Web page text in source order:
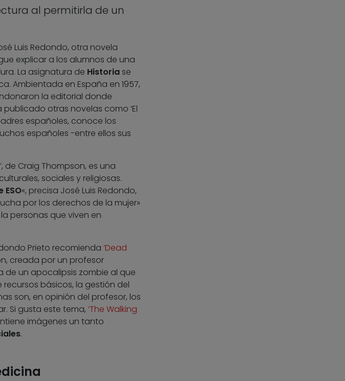
al permitirla de un
Luis Redondo, otra novela
explicar a los alumnos de una
La asignatura de Historiase
Ambientada en España en 1957,
la editorial donde
publicado otras novelas como ‘El
españoles, conoce los
españoles -entre ellos sus
de Craig Thompson, es una
sociales y religiosas.
ESO«, precisa José Luis Redondo,
por los derechos de la mujer»
personas que viven en
Prieto recomienda ‘Dead
creada por un profesor
de un apocalipsis zombie al que
básicos, la gestión del
son, en opinión del profesor, los
Si gusta este tema, ‘The Walking
imágenes un tanto
.